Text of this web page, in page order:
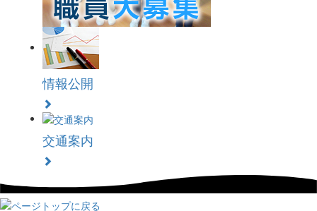
情報公開
交通案内